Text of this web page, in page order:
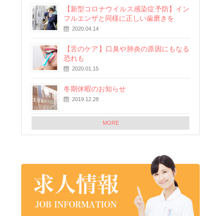
【新型コロナウイルス感染症予防】イン
フルエンザと同様に正しい歯磨きを
2020.04.14
【舌のケア】口臭や肺炎の原因にもなる
恐れも
2020.01.15
冬期休暇のお知らせ
2019.12.28
MORE